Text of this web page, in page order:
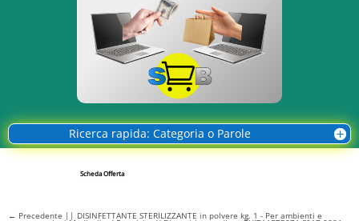
Ricerca rapida: Categoria o Parole
Scheda Offerta
← Precedente || DISINFETTANTE STERILIZZANTE in polvere kg. 1 - Per ambienti e